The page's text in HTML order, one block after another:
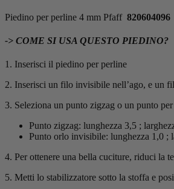
Piedino per perline 4 mm Pfaff 820604096
-> COME SI USA QUESTO PIEDINO?
1. Inserisci il piedino per perline
2. Inserisci un filo invisibile nell’ago, e un
3. Seleziona un punto zigzag o un punto
Punto zigzag: lunghezza 3,5 ;
Punto orlo invisibile: lunghezza 1,0 ;
4. Per ottenere una bella cuciture, riduci la
5. Metti lo stabilizzatore sotto la stoffa e